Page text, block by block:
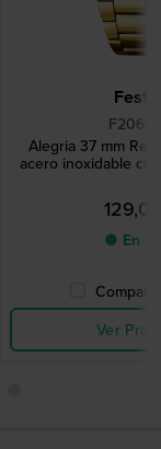
Alegria 37 mm
acero inoxidable
● En
Ver